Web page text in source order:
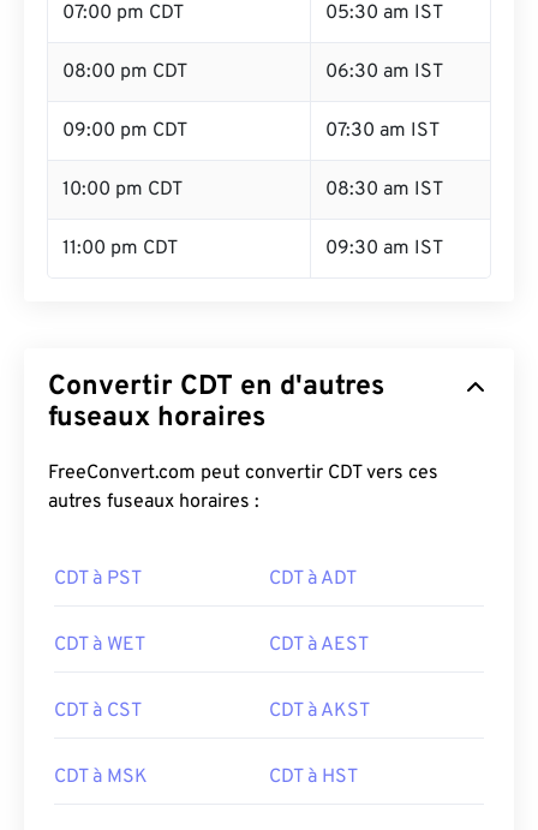
07:00 pm CDT 05:30 am IST
08:00 pm CDT 06:30 am IST
09:00 pm CDT 07:30 am IST
10:00 pm CDT 08:30 am IST
11:00 pm CDT 09:30 am IST
Convertir CDT en d'autres
fuseaux horaires
FreeConvert.com peut convertir CDT vers ces
autres fuseaux horaires :
CDT à PST CDT à ADT
CDT à WET CDT à AEST
CDT à CST CDT à AKST
CDT à MSK CDT à HST